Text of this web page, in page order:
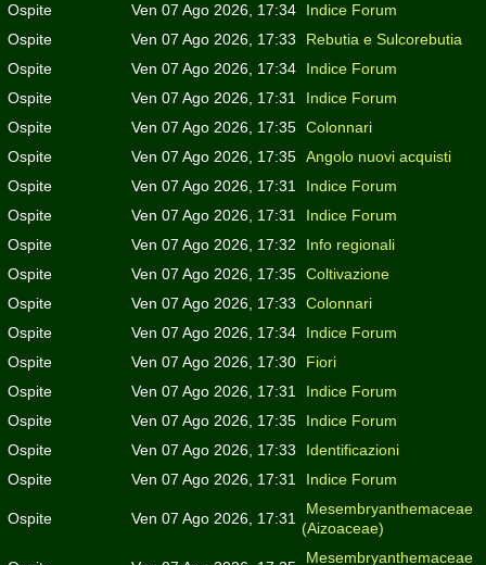
Ospite
Ven 07 Ago 2026, 17:34
Indice Forum
Ospite
Ven 07 Ago 2026, 17:33
Rebutia e Sulcorebutia
Ospite
Ven 07 Ago 2026, 17:34
Indice Forum
Ospite
Ven 07 Ago 2026, 17:31
Indice Forum
Ospite
Ven 07 Ago 2026, 17:35 Colonnari
Ospite
Ven 07 Ago 2026, 17:35 Angolo nuovi acquisti
Ospite
Ven 07 Ago 2026, 17:31
Indice Forum
Ospite
Ven 07 Ago 2026, 17:31
Indice Forum
Ospite
Ven 07 Ago 2026, 17:32
Info regionali
Ospite
Ven 07 Ago 2026, 17:35 Coltivazione
Ospite
Ven 07 Ago 2026, 17:33
Colonnari
Ospite
Ven 07 Ago 2026, 17:34
Indice Forum
Ospite
Ven 07 Ago 2026, 17:30
Fiori
Ospite
Ven 07 Ago 2026, 17:31
Indice Forum
Ospite
Ven 07 Ago 2026, 17:35
Indice Forum
Ospite
Ven 07 Ago 2026, 17:33
Identificazioni
Ospite
Ven 07 Ago 2026, 17:31 Indice Forum
Ospite Ven 07 Ago 2026, 17:31
Mesembryanthemaceae
(Aizoaceae)
Mesembryanthemaceae